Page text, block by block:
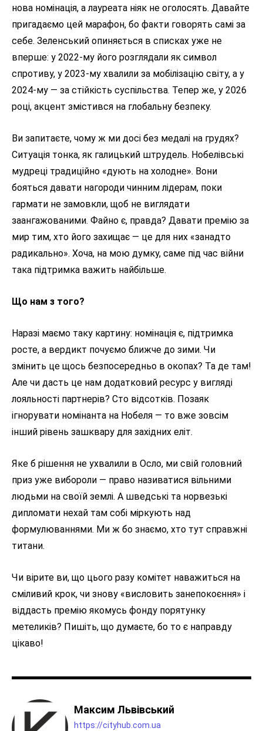
нова номінація, а лауреата ніяк не оголосять. Давайте
пригадаємо цей марафон, бо факти говорять самі за
себе. Зеленський опиняється в списках уже не
вперше: у 2022-му його розглядали як символ
спротиву, у 2023-му хвалили за мобілізацію світу, а у
2024-му — за стійкість суспільства. Тепер же, у 2026
році, акцент змістився на глобальну безпеку.
Ви запитаєте, чому ж ми досі без медалі на грудях?
Ситуація тонка, як галицький штрудель. Нобелівські
мудреці традиційно «дують на холодне». Вони
бояться давати нагороди чинним лідерам, поки
гармати не замовкли, щоб не виглядати
заангажованими. Файно є, правда? Давати премію за
мир тим, хто його захищає — це для них «занадто
радикально». Хоча, на мою думку, саме під час війни
така підтримка важить найбільше.
Що нам з того?
Наразі маємо таку картину: номінація є, підтримка
росте, а вердикт почуємо ближче до зими. Чи
змінить це щось безпосередньо в окопах? Та де там!
Але чи дасть це нам додатковий ресурс у вигляді
лояльності партнерів? Сто відсотків. Позаяк
ігнорувати номінанта на Нобеля — то вже зовсім
інший рівень зашквару для західних еліт.
Яке б рішення не ухвалили в Осло, ми свій головний
приз уже вибороли — право називатися вільними
людьми на своїй землі. А шведські та норвезькі
дипломати нехай там собі міркують над
формулюваннями. Ми ж бо знаємо, хто тут справжні
титани.
Чи вірите ви, що цього разу комітет наважиться на
сміливий крок, чи знову «висловить занепокоєння» і
віддасть премію якомусь фонду порятунку
метеликів? Пишіть, що думаєте, бо то є направду
цікаво!
Максим Львівський
https://cityhub.com.ua